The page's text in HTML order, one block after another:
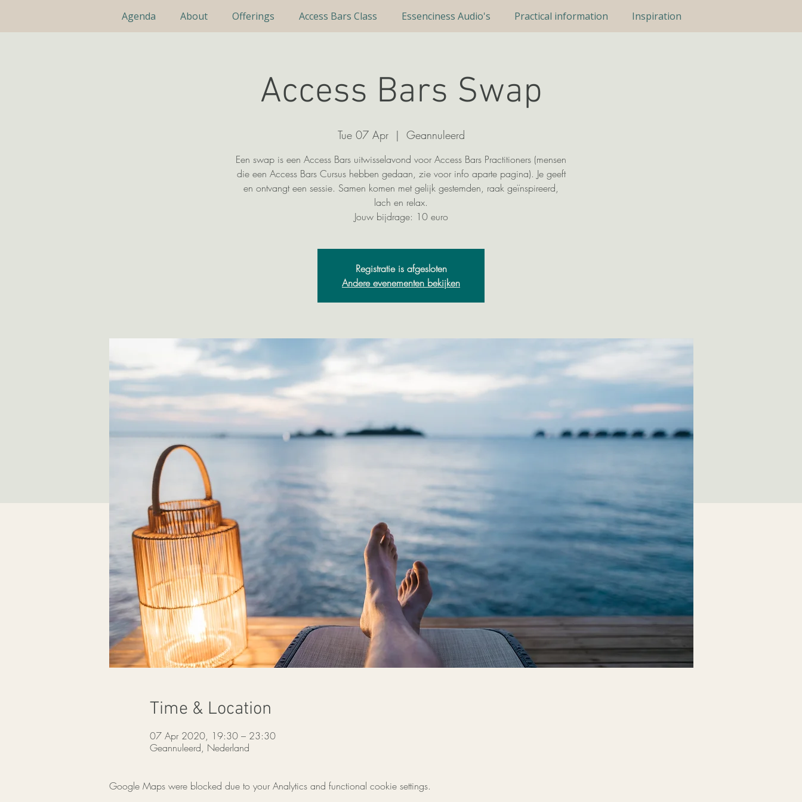
Agenda About Offerings Access Bars Class Essenciness Audio's Practical information Inspiration
Access Bars Swap
Tue 07 Apr
  |
Geannuleerd
Een swap is een Access Bars uitwisselavond voor Access Bars Practitioners (mensen
die een Access Bars Cursus hebben gedaan, zie voor info aparte pagina). Je geeft
en ontvangt een sessie. Samen komen met gelijk gestemden, raak geïnspireerd,
lach en relax.
Jouw bijdrage: 10 euro
Registratie is afgesloten
Andere evenementen bekijken
Time & Location
07 Apr 2020, 19:30 – 23:30
Geannuleerd, Nederland
Google Maps were blocked due to your Analytics and functional cookie settings.